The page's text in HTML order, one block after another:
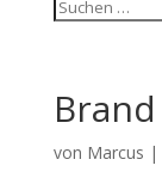
von Marcus |